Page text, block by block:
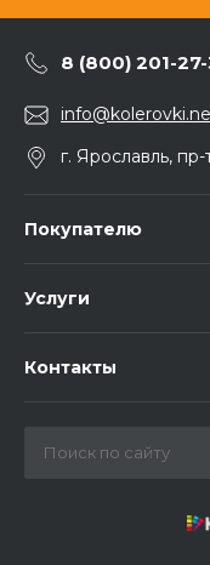
8 (800) 201-
г. Ярославль,
Покупателю
Услуги
Контакты